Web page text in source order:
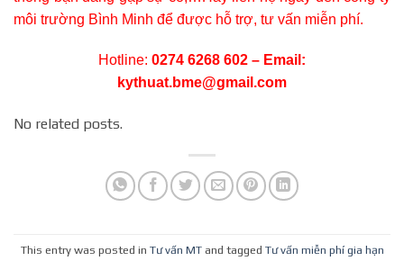
môi trường Bình Minh để được hỗ trợ, tư vấn miễn phí.
Hotline: 0274 6268 602 – Email:
kythuat.bme@gmail.com
No related posts.
This entry was posted in Tư vấn MTand tagged Tư vấn miễn phí gia hạn